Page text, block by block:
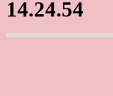
14.24.54